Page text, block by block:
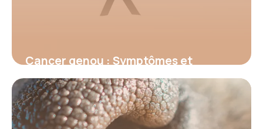
Cancer genou : Symptômes et
traitements
15 juin 2026